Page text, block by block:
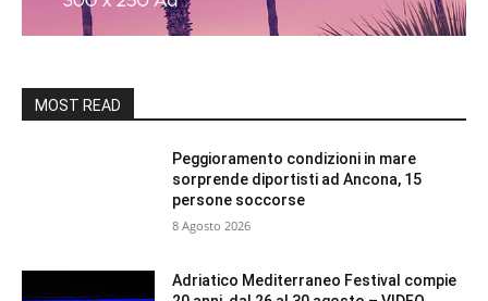
MOST READ
Peggioramento condizioni in mare
sorprende diportisti ad Ancona, 15
persone soccorse
8 Agosto 2026
Adriatico Mediterraneo Festival compie